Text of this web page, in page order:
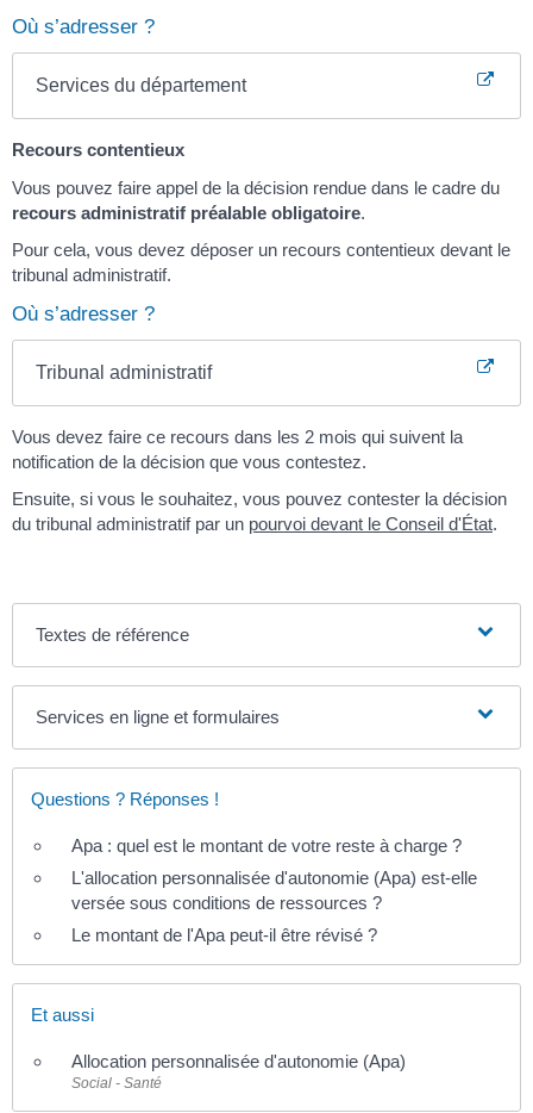
Où s’adresser ?
Services du département
Recours contentieux
Vous pouvez faire appel de la décision rendue dans le cadre du
recours administratif préalable obligatoire.
Pour cela, vous devez déposer un recours contentieux devant le
tribunal administratif.
Où s’adresser ?
Tribunal administratif
Vous devez faire ce recours dans les 2 mois qui suivent la
notification de la décision que vous contestez.
Ensuite, si vous le souhaitez, vous pouvez contester la décision
du tribunal administratif par un pourvoi devant le Conseil d'État.
Textes de référence
Services en ligne et formulaires
Questions ? Réponses !
Apa : quel est le montant de votre reste à charge ?
L'allocation personnalisée d'autonomie (Apa) est-elle
versée sous conditions de ressources ?
Le montant de l'Apa peut-il être révisé ?
Et aussi
Allocation personnalisée d'autonomie (Apa)
Social - Santé